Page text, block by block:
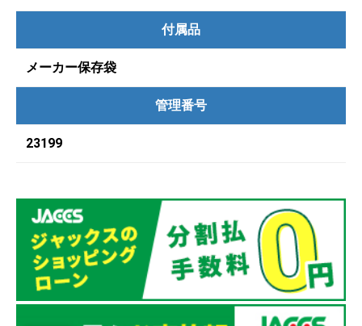
付属品
メーカー保存袋
管理番号
23199